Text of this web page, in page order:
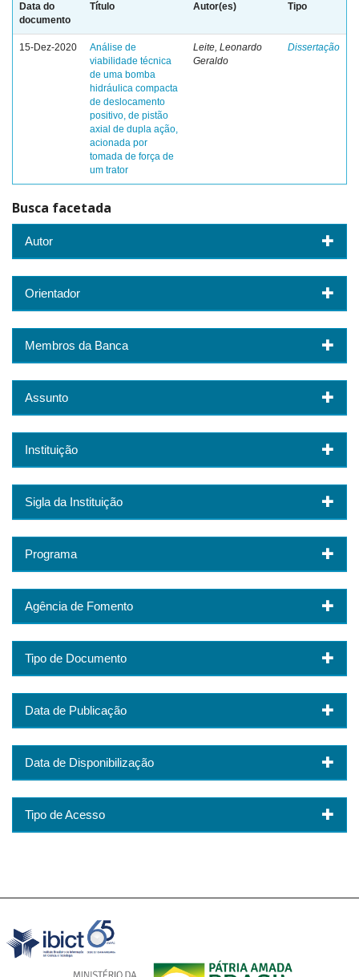
Data do
documento
Título Autor(es) Tipo
15-Dez-2020
Análise de
viabilidade técnica
de uma bomba
hidráulica compacta
de deslocamento
positivo, de pistão
axial de dupla ação,
acionada por
tomada de força de
um trator
Leite, Leonardo
Geraldo
Dissertação
Busca facetada
Autor
Orientador
Membros da Banca
Assunto
Instituição
Sigla da Instituição
Programa
Agência de Fomento
Tipo de Documento
Data de Publicação
Data de Disponibilização
Tipo de Acesso